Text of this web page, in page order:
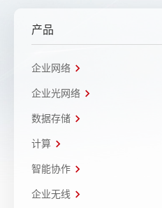
产品
企业网络
企业光网络
数据存储
计算
智能协作
企业无线